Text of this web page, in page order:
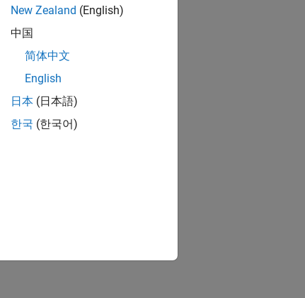
New Zealand (English)
中国
简体中文
English
日本 (日本語)
한국 (한국어)